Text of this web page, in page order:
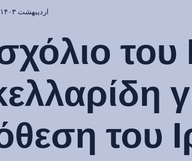
۳ اردیبهشت ۱۴۰۳ ساعت ۹:۰۰:۰۰
του
του